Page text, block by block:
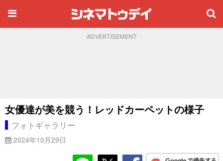
ADVERTISEMENT
女優達が美を競う！レッドカーペットの様子
フォトギャラリー
2024年10月29日